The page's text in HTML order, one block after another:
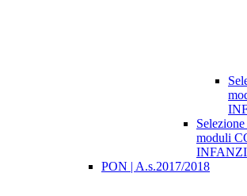
moduli
PON | A.s.2017/2018